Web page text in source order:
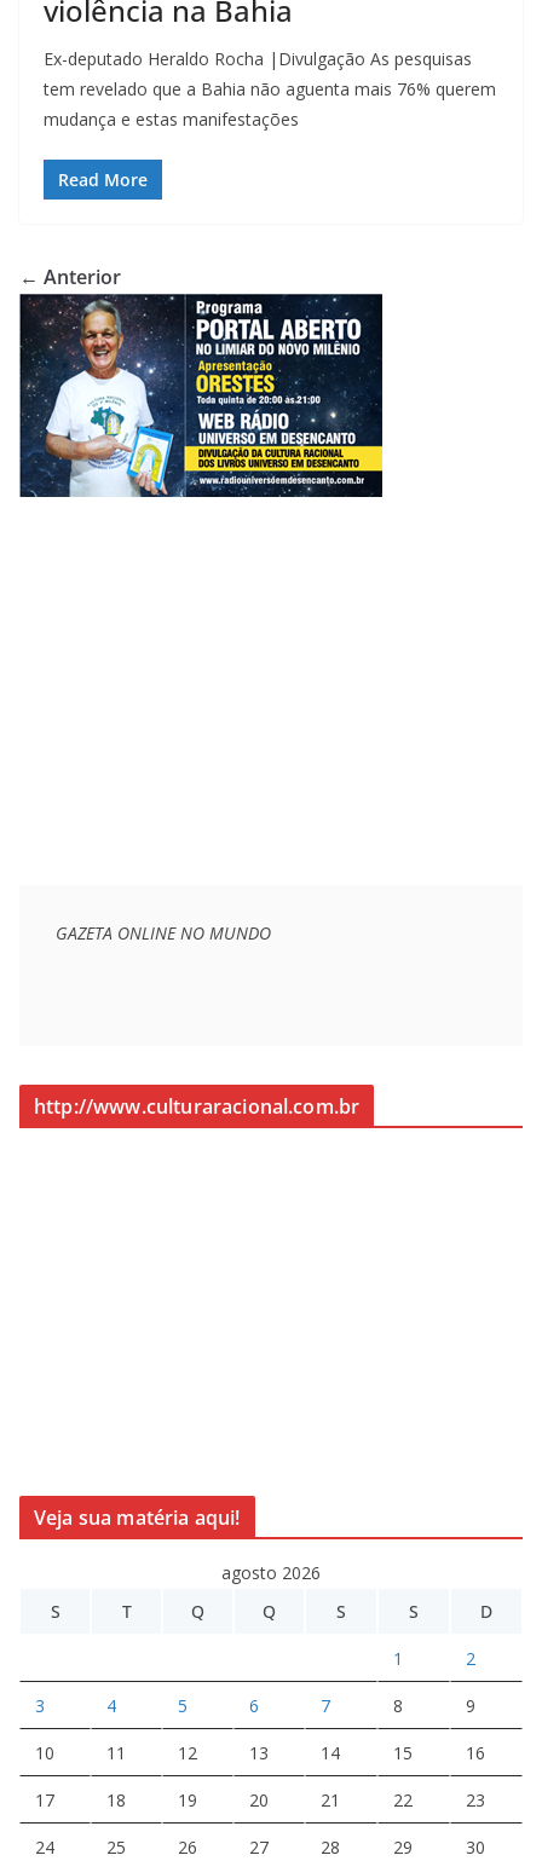
violência na Bahia
Ex-deputado Heraldo Rocha |Divulgação As pesquisas
tem revelado que a Bahia não aguenta mais 76% querem
mudança e estas manifestações
Read More
← Anterior
GAZETA ONLINE NO MUNDO
http://www.culturaracional.com.br
Veja sua matéria aqui!
agosto 2026
S
T Q Q S S D
1 2
3 4 5 6 7 8 9
10 11 12 13 14 15 16
17 18 19 20 21 22 23
24 25 26 27 28 29 30